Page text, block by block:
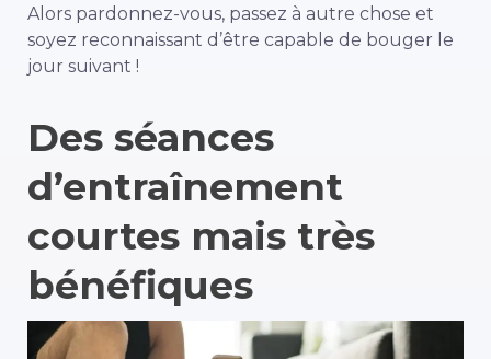
Alors pardonnez-vous, passez à autre chose et
soyez reconnaissant d’être capable de bouger le
jour suivant !
Des séances
d’entraînement
courtes mais très
bénéfiques